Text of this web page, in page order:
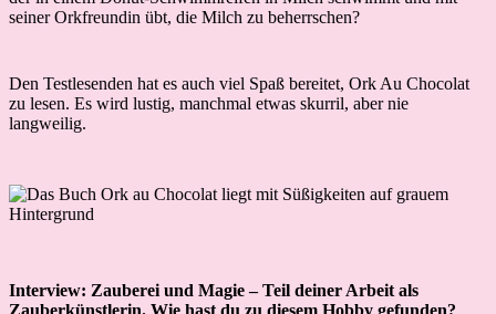
seiner Orkfreundin übt, die Milch zu beherrschen?
Den Testlesenden hat es auch viel Spaß bereitet, Ork Au Chocolat
zu lesen. Es wird lustig, manchmal etwas skurril, aber nie
langweilig.
Interview: Zauberei und Magie – Teil deiner Arbeit als
Zauberkünstlerin. Wie hast du zu diesem Hobby gefunden?